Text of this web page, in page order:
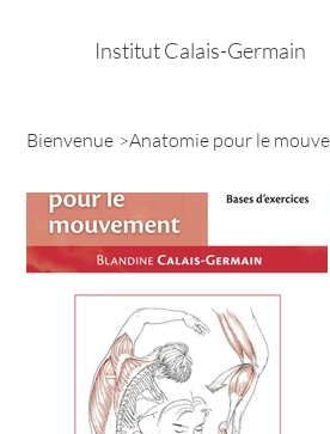
Institut Calais-Germain
Bienvenue >Anatomie pour le